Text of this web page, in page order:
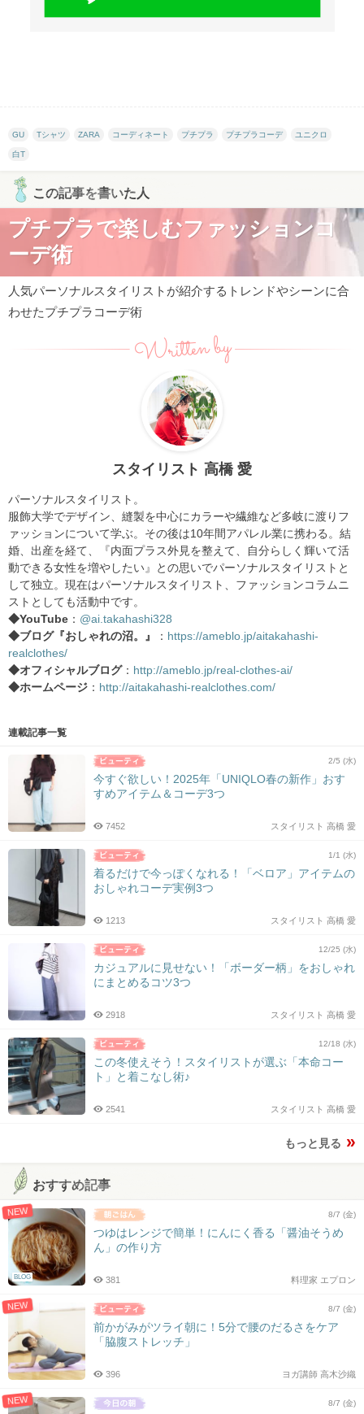
GU Tシャツ ZARA コーディネート プチプラ プチプラコーデ ユニクロ
白T
この記事を書いた人
プチプラで楽しむファッションコ
ーデ術
人気パーソナルスタイリストが紹介するトレンドやシーンに合
わせたプチプラコーデ術
Written by
スタイリスト 高橋 愛
パーソナルスタイリスト。
服飾大学でデザイン、縫製を中心にカラーや繊維など多岐に渡りフ
ァッションについて学ぶ。その後は10年間アパレル業に携わる。結
婚、出産を経て、『内面プラス外見を整えて、自分らしく輝いて活
動できる女性を増やしたい』との思いでパーソナルスタイリストと
して独立。現在はパーソナルスタイリスト、ファッションコラムニ
ストとしても活動中です。
◆YouTube ： @ai.takahashi328
◆ブログ『おしゃれの沼。』
： https://ameblo.jp/aitakahashi-
realclothes/
◆オフィシャルブログ： http://ameblo.jp/real-clothes-ai/
◆ホームページ ： http://aitakahashi-realclothes.com/
連載記事一覧
2/5 (水)
今すぐ欲しい！2025年「UNIQLO春の新作」おす
すめアイテム＆コーデ3つ
スタイリスト 高橋 愛
7452
1/1 (水)
着るだけで今っぽくなれる！「ベロア」アイテムの
おしゃれコーデ実例3つ
スタイリスト 高橋 愛
1213
12/25 (水)
カジュアルに見せない！「ボーダー柄」をおしゃれ
にまとめるコツ3つ
スタイリスト 高橋 愛
2918
12/18 (水)
この冬使えそう！スタイリストが選ぶ「本命コー
ト」と着こなし術♪
スタイリスト 高橋 愛
2541
もっと見る
おすすめ記事
NEW
BLOG
8/7 (金)
つゆはレンジで簡単！にんにく香る「醤油そうめ
ん」の作り方
料理家 エプロン
381
NEW 8/7 (金)
前かがみがツライ朝に！5分で腰のだるさをケア
「脇腹ストレッチ」
ヨガ講師 高木沙織
396
NEW 8/7 (金)